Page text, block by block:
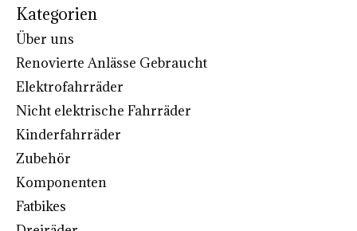
Kategorien
Über uns
Renovierte Anlässe Gebraucht
Elektrofahrräder
Nicht elektrische Fahrräder
Kinderfahrräder
Zubehör
Komponenten
Fatbikes